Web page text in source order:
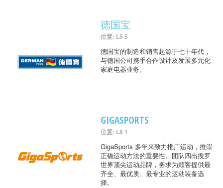
德国宝
位置: L5 5
德国宝的制造和销售起源于七十年代，
与德国公司携手合作设计及发展多元化
家庭电器业务。
GIGASPORTS
位置: L8 1
GigaSports 多年来致力推广运动，推崇
正确运动方法的重要性。团队四出搜罗
世界顶尖运动品牌，务求为顾客提供最
齐全、最优质、最专业的运动装备选
择。